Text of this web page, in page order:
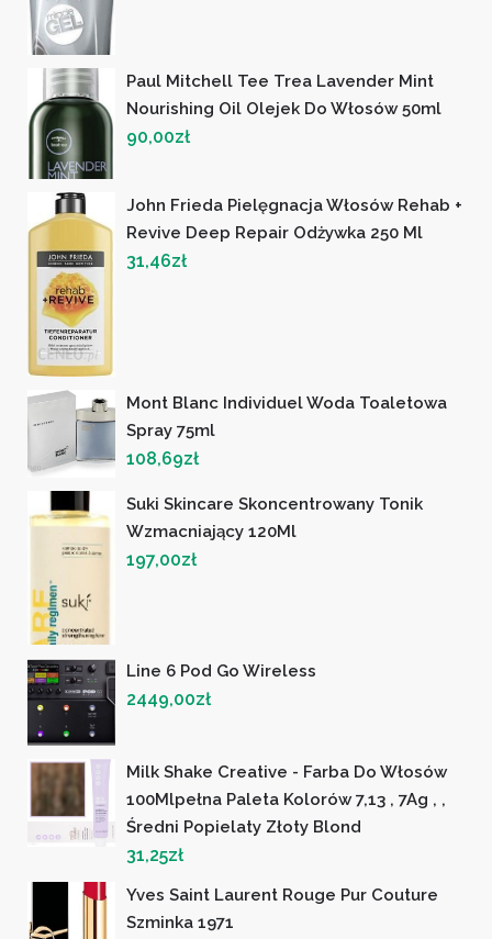
Paul Mitchell Tee Trea Lavender Mint
Nourishing Oil Olejek Do Włosów 50ml
90,00zł
John Frieda Pielęgnacja Włosów Rehab +
Revive Deep Repair Odżywka 250 Ml
31,46zł
Mont Blanc Individuel Woda Toaletowa
Spray 75ml
108,69zł
Suki Skincare Skoncentrowany Tonik
Wzmacniający 120Ml
197,00zł
Line 6 Pod Go Wireless
2449,00zł
Milk Shake Creative - Farba Do Włosów
100Mlpełna Paleta Kolorów 7,13 , 7Ag , ,
Średni Popielaty Złoty Blond
31,25zł
Yves Saint Laurent Rouge Pur Couture
Szminka 1971